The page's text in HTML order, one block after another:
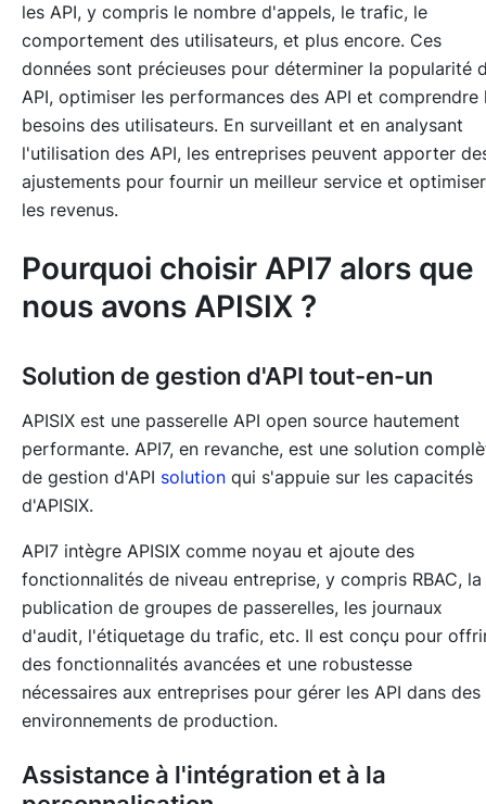
les API, y compris le nombre d'appels, le trafic, le
comportement des utilisateurs, et plus encore. Ces
données sont précieuses pour déterminer la popularité
API, optimiser les performances des API et comprendre
besoins des utilisateurs. En surveillant et en analysant
l'utilisation des API, les entreprises peuvent apporter
ajustements pour fournir un meilleur service et optimiser
les revenus.
Pourquoi choisir API7 alors que
nous avons APISIX ?
Solution de gestion d'API tout-en-un
APISIX est une passerelle API open source hautement
performante. API7, en revanche, est une solution
de gestion d'API solution qui s'appuie sur les capacités
d'APISIX.
API7 intègre APISIX comme noyau et ajoute des
fonctionnalités de niveau entreprise, y compris RBAC, la
publication de groupes de passerelles, les journaux
d'audit, l'étiquetage du trafic, etc. Il est conçu pour
des fonctionnalités avancées et une robustesse
nécessaires aux entreprises pour gérer les API dans des
environnements de production.
Assistance à l'intégration et à la